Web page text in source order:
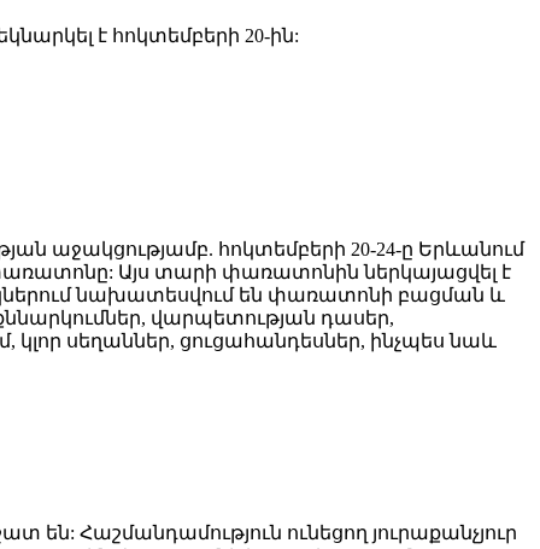
է հոկտեմբերի 20-ին:
աջակցությամբ. հոկտեմբերի 20-24-ը Երևանում
Այս տարի փառատոնին ներկայացվել է
նախատեսվում են փառատոնի բացման և
վարպետության դասեր,
սեղաններ, ցուցահանդեսներ, ինչպես նաև
են: Հաշմանդամություն ունեցող յուրաքանչյուր